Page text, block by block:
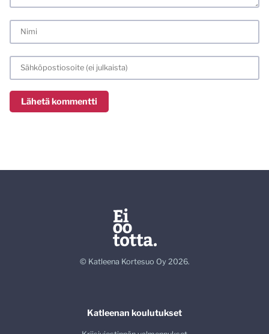
© Katleena Kortesuo Oy 2026.
Katleenan koulutukset